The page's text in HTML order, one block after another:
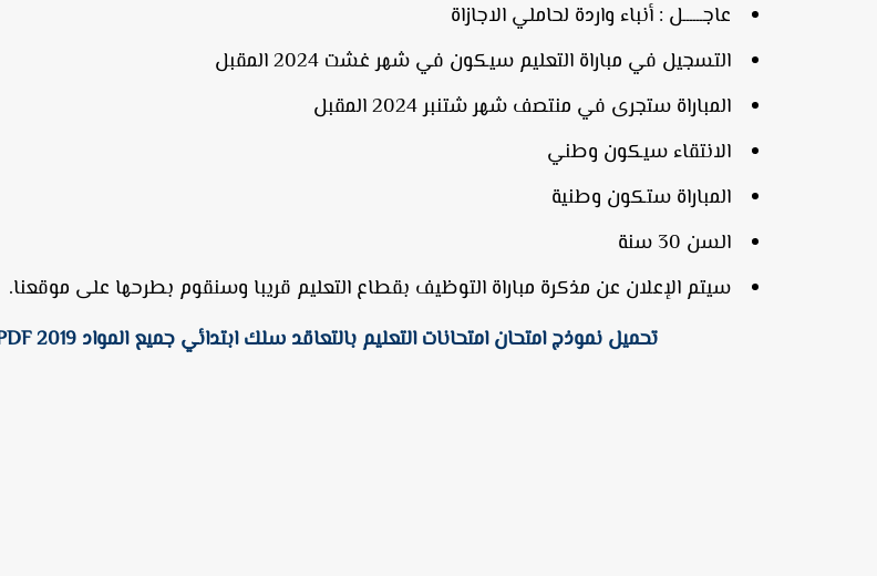
عاجــــــل : أنباء واردة لحاملي الاجازاة
التسجيل في مباراة التعليم سيكون في شهر غشت 2024 المقبل
المباراة ستجرى في منتصف شهر شتنبر 2024 المقبل
الانتقاء سيكون وطني
المباراة ستكون وطنية
السن 30 سنة
سيتم الإعلان عن مذكرة مباراة التوظيف بقطاع التعليم قريبا وسنقوم بطرحها على موقعنا.
تحميل نموذج امتحان امتحانات التعليم بالتعاقد سلك ابتدائي جميع المواد 2019 PDF